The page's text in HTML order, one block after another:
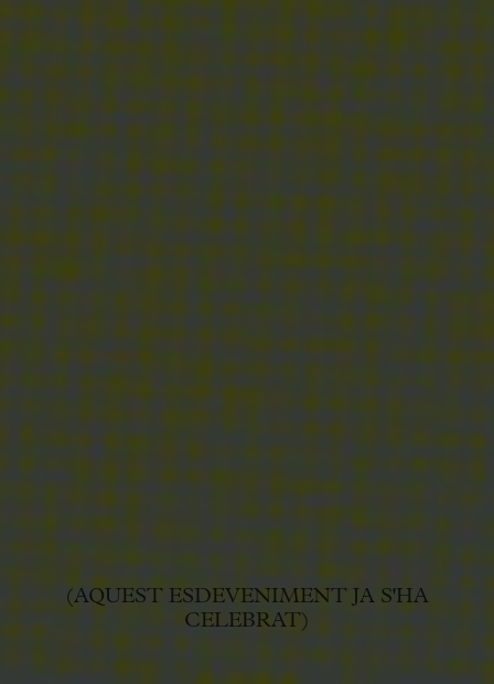
(AQUEST ESDEVENIMENT JA S'HA
CELEBRAT)